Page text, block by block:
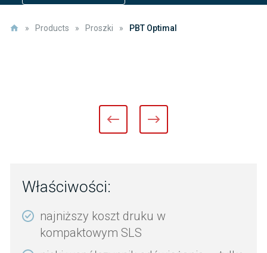
» Products » Proszki » PBT Optimal
Właściwości:
najniższy koszt druku w
kompaktowym SLS